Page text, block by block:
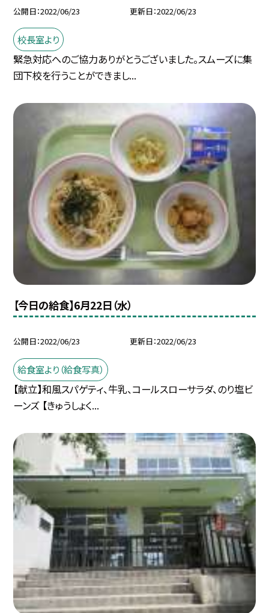
公開日 2022/06/23 更新日 2022/06/23
校長室より
緊急対応へのご協力ありがとうございました。スムーズに集
団下校を行うことができまし...
【今日の給食】6月22日（水）
公開日 2022/06/23 更新日 2022/06/23
給食室より（給食写真）
【献立】和風スパゲティ、牛乳、コールスローサラダ、のり塩ビ
ーンズ 【きゅうしょく...